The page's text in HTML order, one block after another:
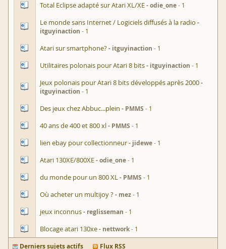
Total Eclipse adapté sur Atari XL/XE odie_one 1
Le monde sans Internet / Logiciels diffusés à la radio
itguyinaction 1
Atari sur smartphone? itguyinaction 1
Utilitaires polonais pour Atari 8 bits itguyinaction 1
Jeux polonais pour Atari 8 bits développés après 2000
itguyinaction 1
Des jeux chez Abbuc...plein PMMS 1
40 ans de 400 et 800 xl PMMS 1
lien ebay pour collectionneur jidewe 1
Atari 130XE/800XE odie_one 1
du monde pour un 800 XL PMMS 1
Où acheter un multijoy ? mez 1
jeux inconnus reglisseman 1
Blocage atari 130xe nettwork 1
Derniers sujets actifs Flux RSS